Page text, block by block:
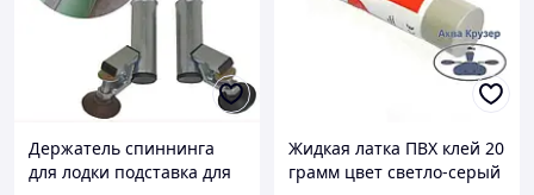
Держатель спиннинга
для лодки подставка для
Жидкая латка ПВХ клей 20
грамм цвет светло-серый